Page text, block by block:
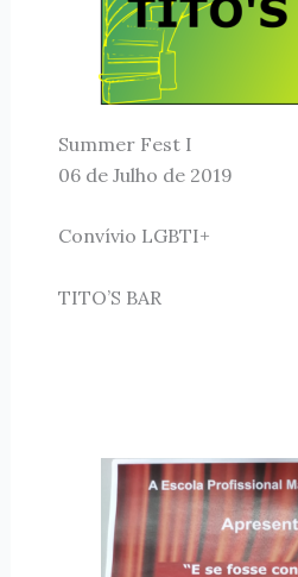
Summer Fest I
06 de Julho de 2019
Convívio LGBTI+
TITO’S BAR